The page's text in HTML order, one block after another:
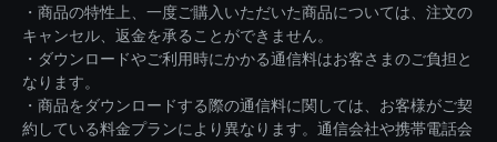
・商品の特性上、一度ご購入いただいた商品については、注文の
キャンセル、返金を承ることができません。
・ダウンロードやご利用時にかかる通信料はお客さまのご負担と
なります。
・商品をダウンロードする際の通信料に関しては、お客様がご契
約している料金プランにより異なります。通信会社や携帯電話会